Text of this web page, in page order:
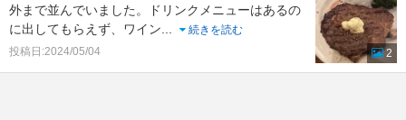
外まで並んでいました。ドリンクメニューはあるの
に出してもらえず、ワイン
続きを読む
投稿日:2024/05/04
2